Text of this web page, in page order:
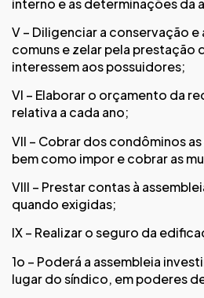
V – Diligenciar a conservação e
comuns e zelar pela prestação
interessem aos possuidores;
VI – Elaborar o orçamento da
relativa a cada ano;
VII – Cobrar dos condôminos
bem como impor e cobrar as
VIII – Prestar contas à
quando exigidas;
IX – Realizar o seguro da
1o – Poderá a assembleia
lugar do síndico, em poderes